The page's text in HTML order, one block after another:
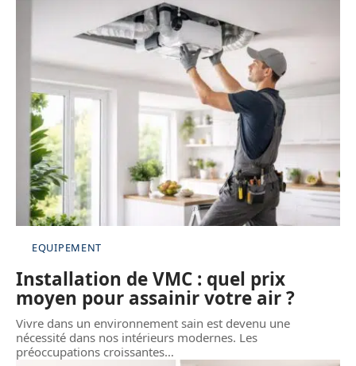
EQUIPEMENT
Installation de VMC : quel prix
moyen pour assainir votre air ?
Vivre dans un environnement sain est devenu une
nécessité dans nos intérieurs modernes. Les
préoccupations croissantes…